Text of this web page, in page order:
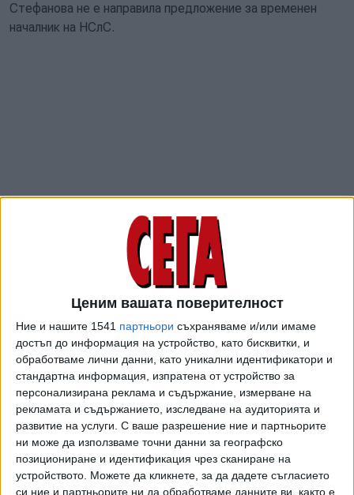
Ценим вашата поверителност
Ние и нашите 1541 партньори съхраняваме и/или имаме
достъп до информация на устройство, като бисквитки, и
обработваме лични данни, като уникални идентификатори и
стандартна информация, изпратена от устройство за
персонализирана реклама и съдържание, измерване на
рекламата и съдържанието, изследване на аудиторията и
развитие на услуги. С ваше разрешение ние и партньорите
ни може да използваме точни данни за географско
позициониране и идентификация чрез сканиране на
устройството. Можете да кликнете, за да дадете съгласието
си ние и партньорите ни да обработваме данните ви, както е
Стефанова не е направила предложение за временен
началник на НСлС.
Постът беше овакантен, след като Борислав Сарафов
подаде оставка в последната седмица на май. По-рано
той се върна като директор на националното следствие
и зам. главен прокурор, след като най-сетне склони да
освободи мястото на и.ф. главен прокурор, за какъвто се
представяше незаконно в последните 9 месеца. В
момента той е редови следовател в НСлС.
Прокурорската колегия откри миналата седмица и
процедура за избора на нов титуляр с 5-годишен мандат.
Днес беше и първото от двете поредни заседания, в
които може да се правят предложения. Такова не дойде.
Право да номинират има група от поне трима от